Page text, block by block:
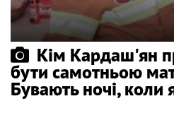
Кім Кардаш'ян
бути самотньою
Бувають ночі, коли